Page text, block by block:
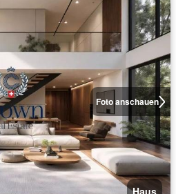
Foto anschauen
Haus